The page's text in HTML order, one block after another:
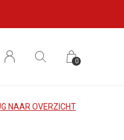
0
NAAR OVERZICHT